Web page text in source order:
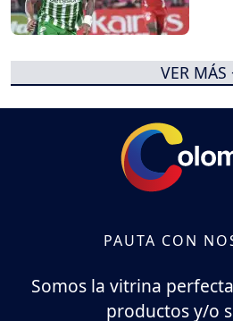
VER MÁS
PAUTA CON
Somos la vitrina
productos y/o